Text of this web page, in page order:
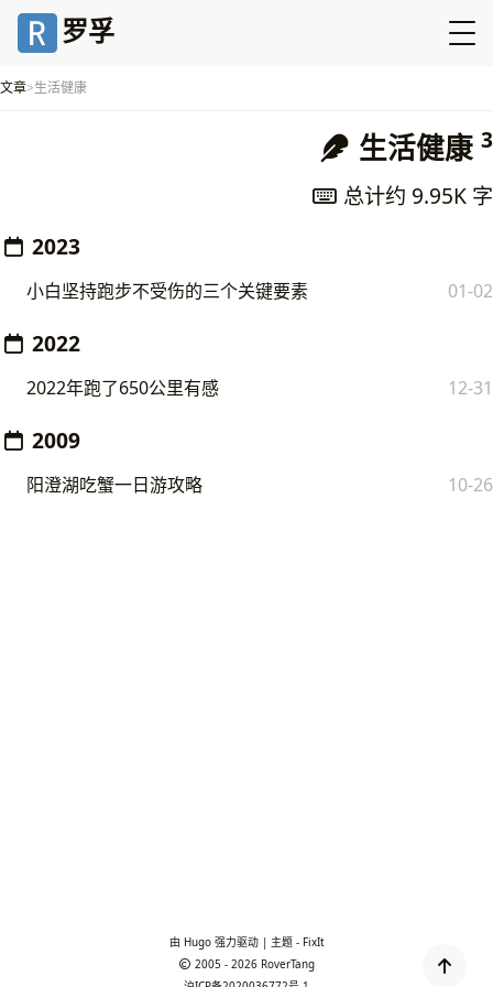
罗孚
文章 生活健康
生活健康 3
总计约 9.95K 字
2023
小白坚持跑步不受伤的三个关键要素 01-02
2022
2022年跑了650公里有感 12-31
2009
阳澄湖吃蟹一日游攻略 10-26
由 Hugo强力驱动 | 主题 - FixIt
2005 - 2026 RoverTang